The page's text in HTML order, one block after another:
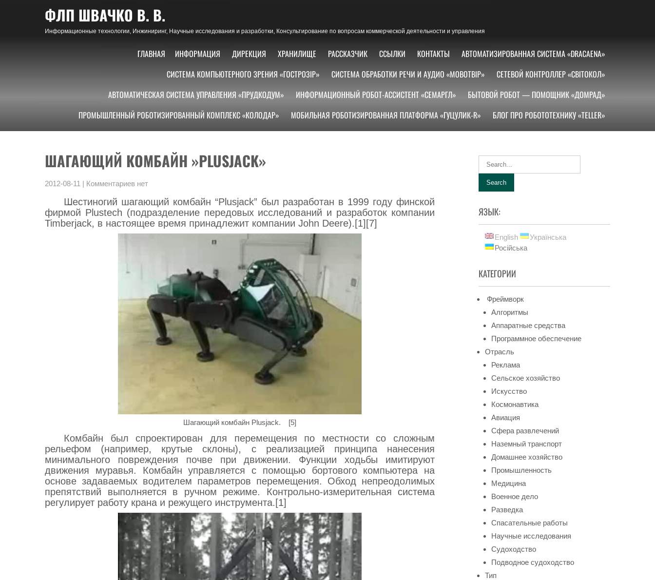
ФЛП ШВАЧКО В. В.
Информационные технологии, Инжиниринг, Научные исследования и разработки, Консультирование по вопросам коммерческой деятельности и управления
ГЛАВНАЯ ИНФОРМАЦИЯ ДИРЕКЦИЯ ХРАНИЛИЩЕ РАССКАЗЧИК ССЫЛКИ КОНТАКТЫ
АВТОМАТИЗИРОВАННАЯ СИСТЕМА «DRACAENA»
СИСТЕМА КОМПЬЮТЕРНОГО ЗРЕНИЯ «ГОСТРОЗІР»
СИСТЕМА ОБРАБОТКИ РЕЧИ И АУДИО «МОВОТВІР»
СЕТЕВОЙ КОНТРОЛЛЕР «СВІТОКОЛ»
АВТОМАТИЧЕСКАЯ СИСТЕМА УПРАВЛЕНИЯ «ПРУДКОДУМ»
ИНФОРМАЦИОННЫЙ РОБОТ-АССИСТЕНТ «СЕМАРГЛ»
БЫТОВОЙ РОБОТ — ПОМОЩНИК «ДОМРАД»
ПРОМЫШЛЕННЫЙ РОБОТИЗИРОВАННЫЙ КОМПЛЕКС «КОЛОДАР»
МОБИЛЬНАЯ РОБОТИЗИРОВАННАЯ ПЛАТФОРМА «ГУЦУЛИК-R» БЛОГ ПРО РОБОТОТЕХНИКУ «TELLER»
ШАГАЮЩИЙ КОМБАЙН »PLUSJACK»
2012-08-11 | Комментариев нет
Шестиногий шагающий комбайн “Plusjack” был разработан в 1999 году финской
фирмой Plustech (подразделение передовых исследований и разработок компании
Timberjack, в настоящее время принадлежит компании John Deere).[1][7]
Шагающий комбайн Plusjack. [5]
Комбайн был спроектирован для перемещения по местности со сложным
рельефом (например, крутые склоны), с реализацией принципа нанесения
минимального повреждения почве при движении. Функции ходьбы имитируют
движения муравья. Комбайн управляется с помощью бортового компьютера на
основе задаваемых водителем параметров перемещения. Обход непреодолимых
препятствий выполняется в ручном режиме. Контрольно-измерительная система
регулирует работу крана и режущего инструмента.[1]
ЯЗЫК:
English
Українська
Російська
КАТЕГОРИИ
Фреймворк
Алгоритмы
Аппаратные средства
Программное обеспечение
Отрасль
Реклама
Сельское хозяйство
Искусство
Космонавтика
Авиация
Сфера развлечений
Наземный транспорт
Домашнее хозяйство
Промышленность
Медицина
Военное дело
Разведка
Спасательные работы
Научные исследования
Судоходство
Подводное судоходство
Тип